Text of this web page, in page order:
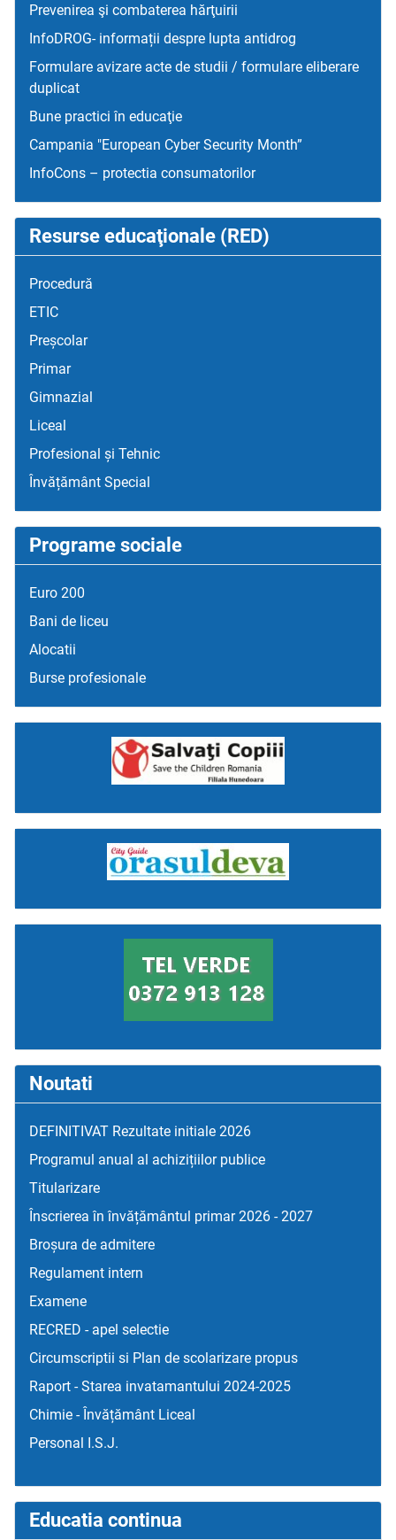
Prevenirea şi combaterea hărţuirii
InfoDROG- informații despre lupta antidrog
Formulare avizare acte de studii / formulare eliberare
duplicat
Bune practici în educaţie
Campania "European Cyber Security Month”
InfoCons – protectia consumatorilor
Resurse educaţionale (RED)
Procedură
ETIC
Preșcolar
Primar
Gimnazial
Liceal
Profesional și Tehnic
Învățământ Special
Programe sociale
Euro 200
Bani de liceu
Alocatii
Burse profesionale
Noutati
DEFINITIVAT Rezultate initiale 2026
Programul anual al achizițiilor publice
Titularizare
Înscrierea în învățământul primar 2026 - 2027
Broșura de admitere
Regulament intern
Examene
RECRED - apel selectie
Circumscriptii si Plan de scolarizare propus
Raport - Starea invatamantului 2024-2025
Chimie - Învățământ Liceal
Personal I.S.J.
Educatia continua